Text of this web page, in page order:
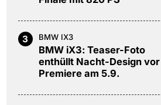
3 BMW IX3
BMW iX3: Teaser-Foto
enthüllt Nacht-Design vor
Premiere am 5.9.